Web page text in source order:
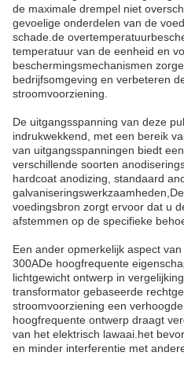
de maximale drempel niet
gevoelige onderdelen van de
schade.de
temperatuur van de eenheid en
beschermingsmechanismen
bedrijfsomgeving en verbeteren
stroomvoorziening.
De uitgangsspanning van deze
indrukwekkend, met een bereik
van uitgangsspanningen biedt
verschillende soorten
hardcoat anodizing, standaard
voedingsbron zorgt ervoor dat u
afstemmen op de specifieke
Een ander opmerkelijk aspect
300ADe hoogfrequente
lichtgewicht ontwerp in
transformator gebaseerde
stroomvoorziening een
hoogfrequente ontwerp draagt
van het elektrisch lawaai.het
en minder interferentie met